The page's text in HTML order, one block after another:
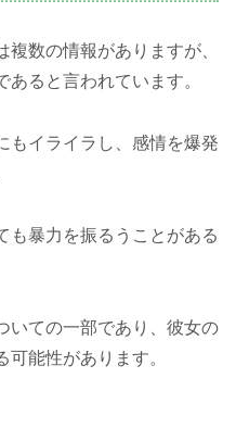
数の情報がありますが、
あると言われています。
もイライラし、感情を爆発
も暴力を振るうことがある
いての一部であり、彼女の
能性があります。